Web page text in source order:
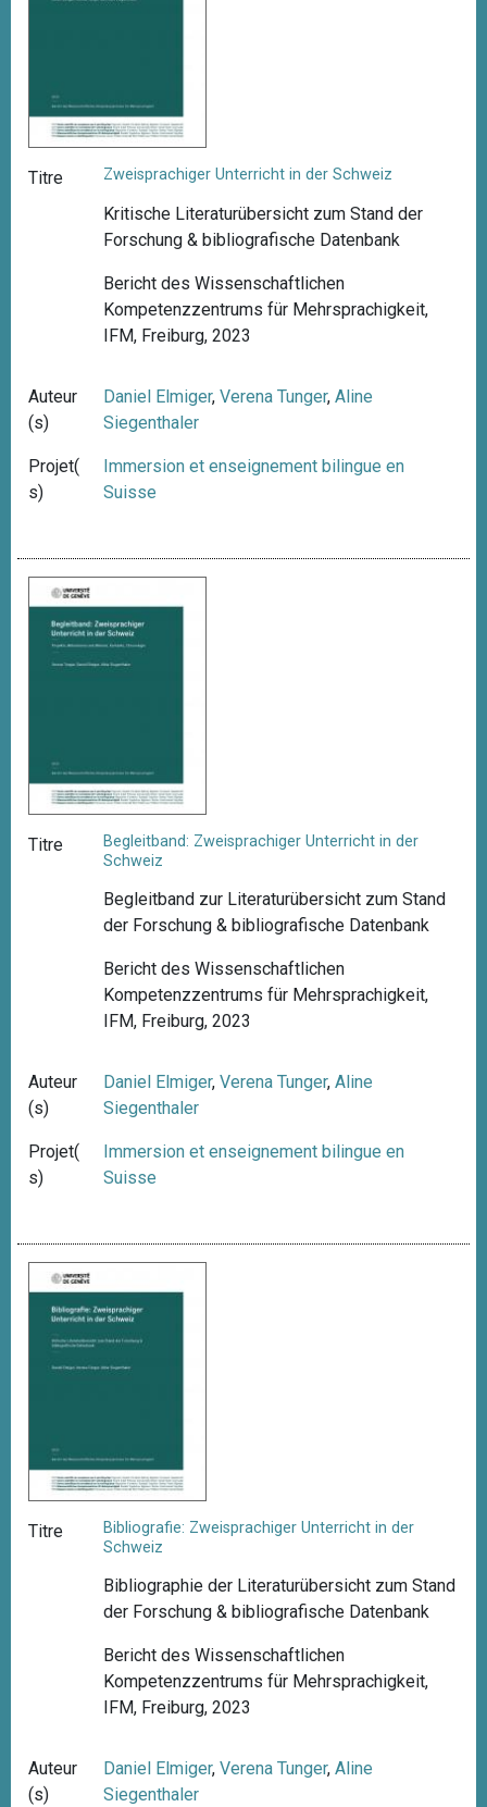
Titre Zweisprachiger Unterricht in der Schweiz
Kritische Literaturübersicht zum Stand der
Forschung & bibliografische Datenbank
Bericht des Wissenschaftlichen
Kompetenzzentrums für Mehrsprachigkeit,
IFM, Freiburg, 2023
Auteur
(s)
Daniel Elmiger,Verena Tunger,Aline
Siegenthaler
Projet(
s)
Immersion et enseignement bilingue en
Suisse
Titre
Begleitband: Zweisprachiger Unterricht in der
Schweiz
Begleitband zur Literaturübersicht zum Stand
der Forschung & bibliografische Datenbank
Bericht des Wissenschaftlichen
Kompetenzzentrums für Mehrsprachigkeit,
IFM, Freiburg, 2023
Auteur
(s)
Daniel Elmiger,Verena Tunger,Aline
Siegenthaler
Projet(
s)
Immersion et enseignement bilingue en
Suisse
Titre
Bibliografie: Zweisprachiger Unterricht in der
Schweiz
Bibliographie der Literaturübersicht zum Stand
der Forschung & bibliografische Datenbank
Bericht des Wissenschaftlichen
Kompetenzzentrums für Mehrsprachigkeit,
IFM, Freiburg, 2023
Auteur
(s)
Daniel Elmiger,Verena Tunger,Aline
Siegenthaler